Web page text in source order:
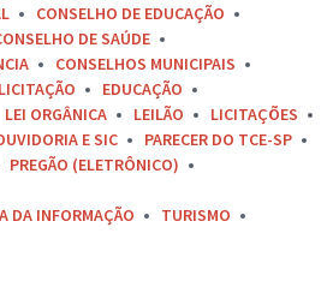
CONSELHO DE EDUCAÇÃO
DE SAÚDE
CONSELHOS MUNICIPAIS
EDUCAÇÃO
LEI ORGÂNICA LEILÃO
LICITAÇÕES
E SIC
PARECER DO TCE-SP
PREGÃO (ELETRÔNICO)
DA INFORMAÇÃO
TURISMO